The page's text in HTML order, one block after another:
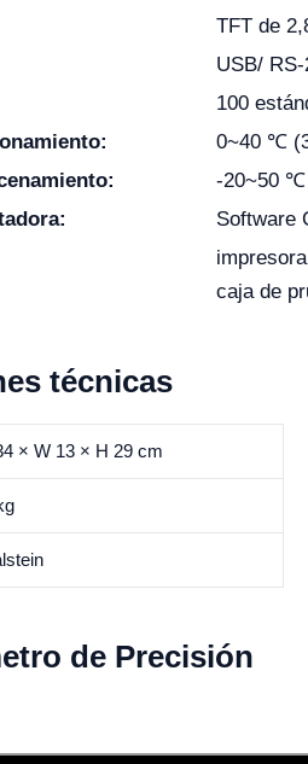
TFT de
USB/ RS-
100
0~40 ℃
-20~50 ℃
Software
caja de
técnicas
× W 13 × H 29 cm
de Precisión